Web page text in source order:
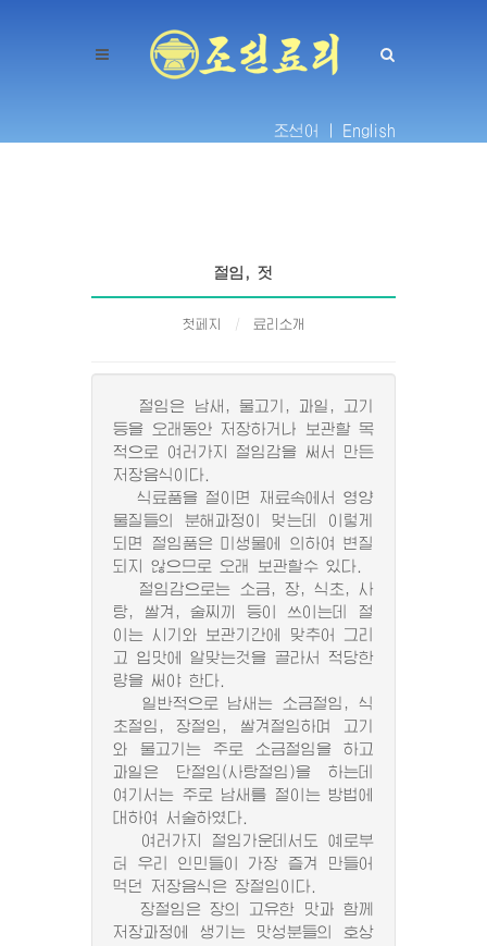
조선어 | English
절임, 젓
첫페지 료리소개
절임은 남새, 물고기, 과일, 고기
등을 오래동안 저장하거나 보관할 목
적으로 여러가지 절임감을 써서 만든
저장음식이다.
식료품을 절이면 재료속에서 영양
물질들의 분해과정이 멎는데 이렇게
되면 절임품은 미생물에 의하여 변질
되지 않으므로 오래 보관할수 있다.
절임감으로는 소금, 장, 식초, 사
탕, 쌀겨, 술찌끼 등이 쓰이는데 절
이는 시기와 보관기간에 맞추어 그리
고 입맛에 알맞는것을 골라서 적당한
량을 써야 한다.
일반적으로 남새는 소금절임, 식
초절임, 장절임, 쌀겨절임하며 고기
와 물고기는 주로 소금절임을 하고
과일은 단절임(사탕절임)을 하는데
여기서는 주로 남새를 절이는 방법에
대하여 서술하였다.
여러가지 절임가운데서도 예로부
터 우리 인민들이 가장 즐겨 만들어
먹던 저장음식은 장절임이다.
장절임은 장의 고유한 맛과 함께
저장과정에 생기는 맛성분들의 호상